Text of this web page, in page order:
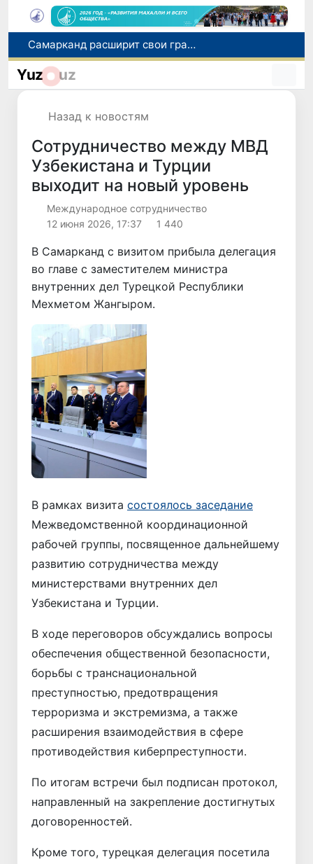
С 1 сентября пассажиры должны будут оплачивать проезд сразу при посадке в автобус
В Сурхандарье пресечена деятельность подпольной группы, планировавшей теракты и выезд в Сирию
Yuz uz
Назад к новостям
Сотрудничество между МВД
Узбекистана и Турции
выходит на новый уровень
Международное сотрудничество
12 июня 2026, 17:37
1 440
В Самарканд с визитом прибыла делегация
во главе с заместителем министра
внутренних дел Турецкой Республики
Мехметом Жангыром.
Назад
В рамках визита состоялось заседание
Межведомственной координационной
рабочей группы, посвященное дальнейшему
развитию сотрудничества между
министерствами внутренних дел
Узбекистана и Турции.
В ходе переговоров обсуждались вопросы
обеспечения общественной безопасности,
борьбы с транснациональной
преступностью, предотвращения
терроризма и экстремизма, а также
расширения взаимодействия в сфере
противодействия киберпреступности.
По итогам встречи был подписан протокол,
направленный на закрепление достигнутых
договоренностей.
Кроме того, турецкая делегация посетила